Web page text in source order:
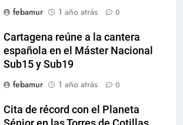
febamur
1 año atrás 0
Cartagena reúne a la cantera
española en el Máster Nacional
Sub15 y Sub19
febamur
1 año atrás 0
Cita de récord con el Planeta